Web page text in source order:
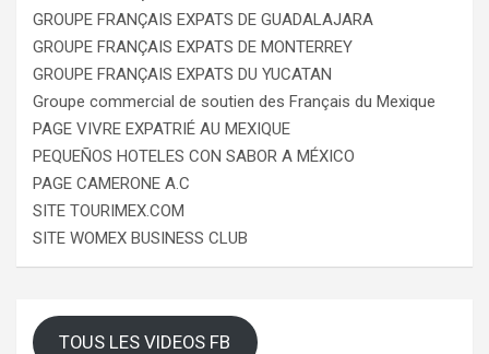
GROUPE FRANÇAIS EXPATS DE GUADALAJARA
GROUPE FRANÇAIS EXPATS DE MONTERREY
GROUPE FRANÇAIS EXPATS DU YUCATAN
Groupe commercial de soutien des Français du Mexique
PAGE VIVRE EXPATRIÉ AU MEXIQUE
PEQUEÑOS HOTELES CON SABOR A MÉXICO
PAGE CAMERONE A.C
SITE TOURIMEX.COM
SITE WOMEX BUSINESS CLUB
TOUS LES VIDEOS FB